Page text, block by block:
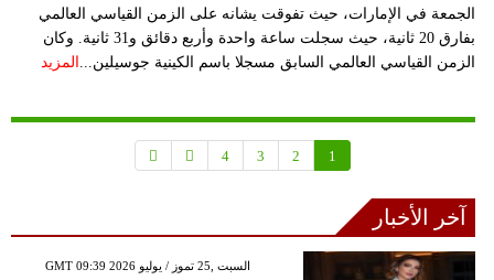
الجمعة في الإمارات، حيث تفوقت يشانه على الزمن القياسي العالمي
بفارق 20 ثانية، حيث سجلت ساعة واحدة وأربع دقائق و31 ثانية. وكان
الزمن القياسي العالمي السابق مسجلا باسم الكينية جوسيلين... المزيد
1
2
3
4
آخر الأخبار
GMT 09:39 2026 السبت ,25 تموز / يوليو